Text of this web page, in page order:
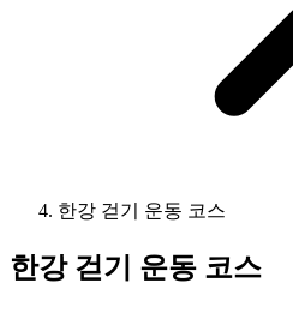
한강 걷기 운동 코스
한강 걷기 운동 코스